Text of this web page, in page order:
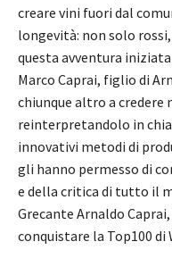
creare vini fuori dal
longevità: non solo
questa avventura
Marco Caprai, figlio di
chiunque altro a credere
reinterpretandolo in
innovativi metodi di
gli hanno permesso di
e della critica di tutto il
Grecante Arnaldo
conquistare la Top100 di